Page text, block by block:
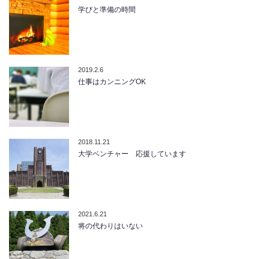
学びと準備の時間
2019.2.6
仕事はカンニングOK
2018.11.21
大学ベンチャー 応援しています
2021.6.21
将の代わりはいない